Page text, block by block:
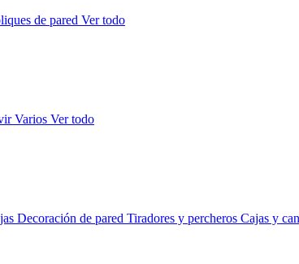
de pared Ver todo
Varios Ver todo
Decoración de pared Tiradores y percheros Cajas y